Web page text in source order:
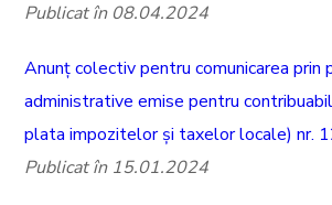
Publicat în 08.04.2024
Anunț colectiv pentru comunicarea prin
administrative emise pentru
plata impozitelor și taxelor locale) nr.
Publicat în 15.01.2024